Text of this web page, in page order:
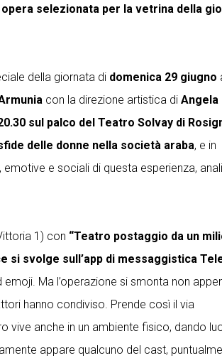
selezionata per la vetrina della
della giornata di domenica 29 giugno
con la direzione artistica di Angela
sul palco del Teatro Solvay di
delle donne nella società araba, e in
e sociali di questa esperienza,
1) con “Teatro postaggio da un
si svolge sull’app di messaggistica
Ma l’operazione si smonta non
hanno condiviso. Prende così il via
vive anche in un ambiente fisico, dando
appare qualcuno del cast,